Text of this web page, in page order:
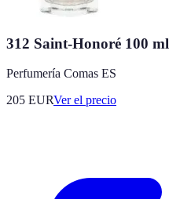
312 Saint-Honoré 100 ml
Perfumería Comas ES
205 EURVer el precio